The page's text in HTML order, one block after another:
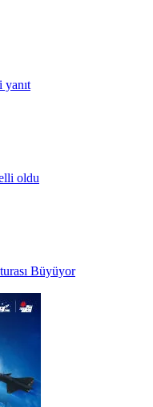
yanıt
oldu
Büyüyor